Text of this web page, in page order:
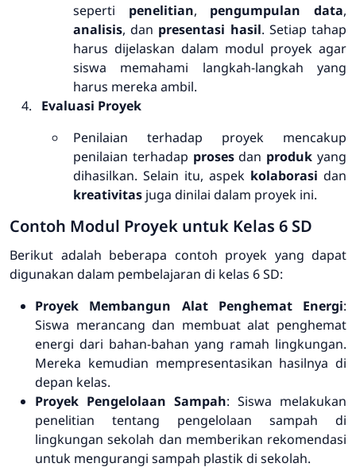
seperti penelitian, pengumpulan data,
analisis, dan presentasi hasil. Setiap tahap
harus dijelaskan dalam modul proyek agar
siswa memahami langkah-langkah yang
harus mereka ambil.
Evaluasi Proyek
Penilaian terhadap proyek mencakup
penilaian terhadap prosesdan produk yang
dihasilkan. Selain itu, aspek kolaborasi dan
kreativitas juga dinilai dalam proyek ini.
Contoh Modul Proyek untuk Kelas 6 SD
Berikut adalah beberapa contoh proyek yang dapat
digunakan dalam pembelajaran di kelas 6 SD:
Proyek Membangun Alat Penghemat Energi:
Siswa merancang dan membuat alat penghemat
energi dari bahan-bahan yang ramah lingkungan.
Mereka kemudian mempresentasikan hasilnya di
depan kelas.
Proyek Pengelolaan Sampah: Siswa melakukan
penelitian tentang pengelolaan sampah di
lingkungan sekolah dan memberikan rekomendasi
untuk mengurangi sampah plastik di sekolah.